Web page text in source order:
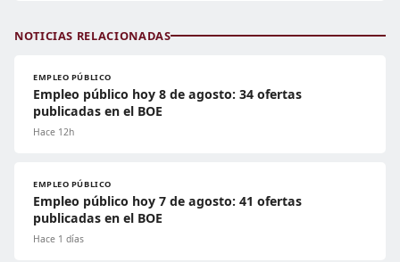
NOTICIAS RELACIONADAS
EMPLEO PÚBLICO
Empleo público hoy 8 de agosto: 34 ofertas
publicadas en el BOE
Hace 12h
EMPLEO PÚBLICO
Empleo público hoy 7 de agosto: 41 ofertas
publicadas en el BOE
Hace 1 días